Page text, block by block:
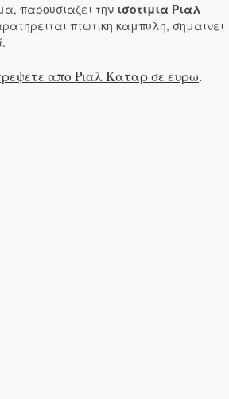
παρουσιαζει την ισοτιμια Ριαλ
πτωτικη καμπυλη, σημαινει
.
απο Ριαλ Καταρ σε ευρω.